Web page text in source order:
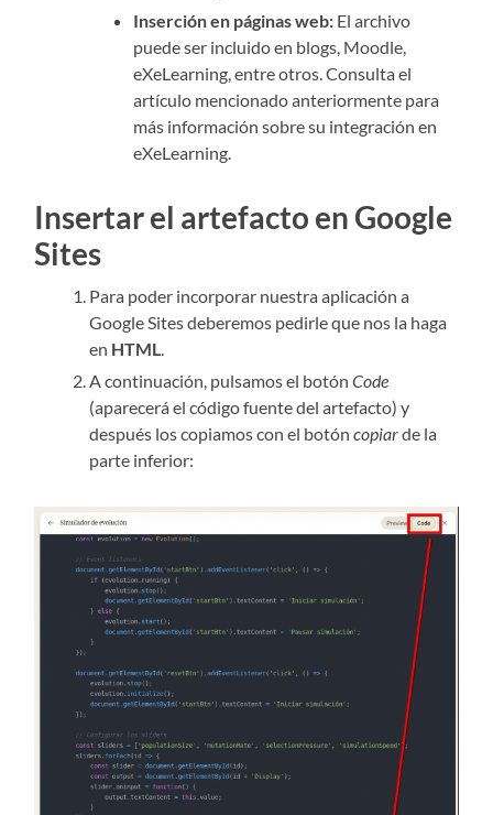
Inserción en páginas web: El archivo
puede ser incluido en blogs, Moodle,
eXeLearning, entre otros. Consulta el
artículo mencionado anteriormente para
más información sobre su integración en
eXeLearning.
Insertar el artefacto en Google
Sites
Para poder incorporar nuestra aplicación a
Google Sites deberemos pedirle que nos la haga
en HTML
A continuación, pulsamos el botónCode
(aparecerá el código fuente del artefacto) y
después los copiamos con el botóncopiarde la
parte inferior: